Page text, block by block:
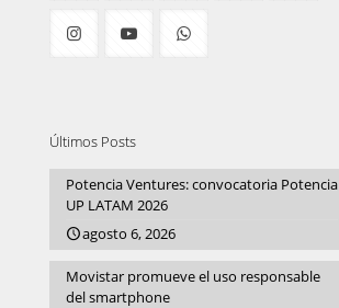
Últimos Posts
Potencia Ventures: convocatoria Potencia
UP LATAM 2026
agosto 6, 2026
Movistar promueve el uso responsable
del smartphone